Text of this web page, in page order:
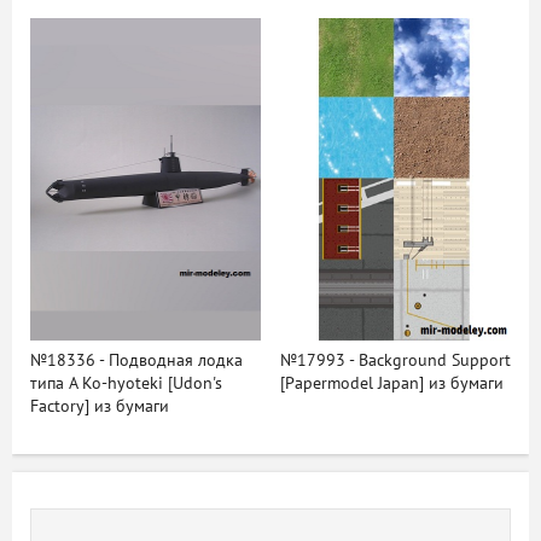
№18336 - Подводная лодка
типа A Ko-hyoteki [Udon's
Factory] из бумаги
№17993 - Background Support
[Papermodel Japan] из бумаги